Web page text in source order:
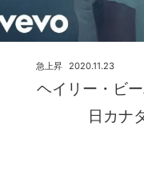
ヘイリー・ビ
日カナ
2020.11.23
急上昇